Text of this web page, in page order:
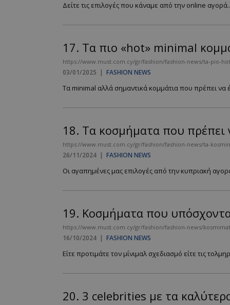
Δείτε τις επιλογές που κάναμε από την online
17. Τα πιο «hot» minimal
https://www.must.com.cy/gr/fashion/fashion-news/ta-pio-
03/01/2025 | FASHION NEWS
Τα minimal αλλά σημαντικά κομμάτια που πρέπει να
18. Τα κοσμήματα που πρέπει
https://www.must.com.cy/gr/fashion/fashion-news/ta-
26/11/2024 | FASHION NEWS
Οι αγαπημένες μας επιλογές από την κυπριακή
19. Κοσμήματα που
https://www.must.com.cy/gr/fashion/fashion-news/
16/10/2024 | FASHION NEWS
Είτε προτιμάτε τον μίνιμαλ σχεδιασμό είτε τις
20. 3 celebrities με τα
PHPSESSID
PHPSESSID